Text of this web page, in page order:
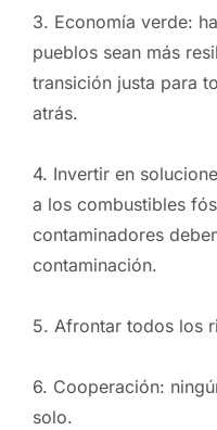
3. Economía verde:
pueblos sean más
transición justa para
atrás.
4. Invertir en
a los combustibles
contaminadores
contaminación.
5. Afrontar todos los
6. Cooperación:
solo.